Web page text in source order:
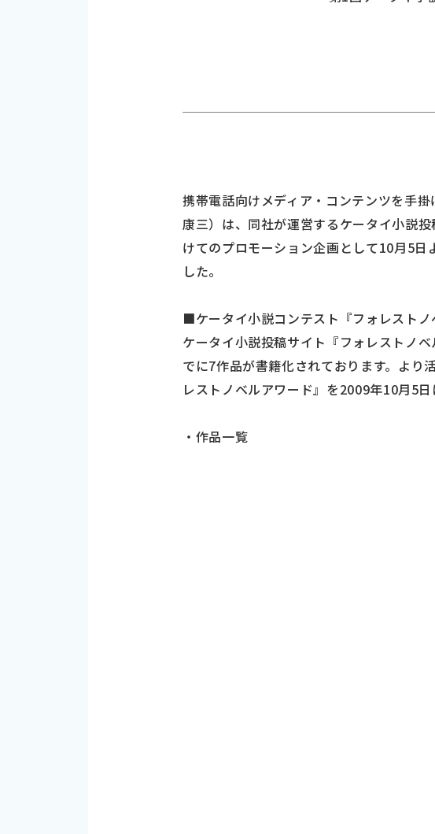
携帯電話向けメディア・コンテンツを手
康三）は、同社が運営するケータイ小説
けてのプロモーション企画として10月5
した。
■ケータイ小説コンテスト『フォレストノ
ケータイ小説投稿サイト『フォレストノ
でに7作品が書籍化されております。より
レストノベルアワード』を2009年10月5日
・作品一覧